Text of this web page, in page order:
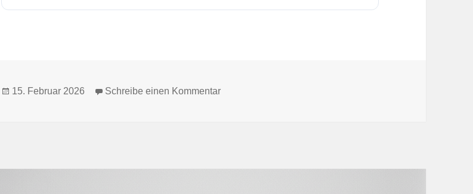
Veröffentlicht
15. Februar 2026 Schreibe einen Kommentarzu Alle Texte und Bilder aus den Projekten „Häuser und